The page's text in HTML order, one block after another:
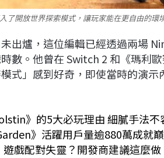
了開放世界探索模式，讓玩家能在更自由的
出爐，這位編輯已經透過兩場
數。他曾在 Switch 2 和《瑪利
式」感到好奇，即使當時的演示
》的5大必玩理由 細膩手法不
》活躍用戶量逾880萬成就
遊戲配對失靈？開發商建議這麼做